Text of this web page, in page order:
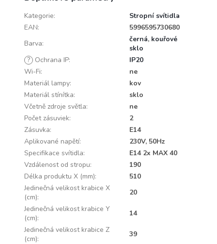
Kategorie:
Stropní svítidla
EAN:
5996595730680
Barva: černá, kouřové
sklo
? Ochrana IP:
IP20
Wi-Fi:
ne
Materiál lampy:
kov
Materiál stínítka:
sklo
Včetně zdroje světla:
ne
Počet zásuviek:
2
Zásuvka:
E14
Aplikované napětí:
230V, 50Hz
Specifikace svítidla:
E14 2x MAX 40
Vzdálenost od stropu:
190
Délka produktu X (mm):
510
Jedinečná velikost krabice X
(cm):
20
Jedinečná velikost krabice Y
(cm):
14
Jedinečná velikost krabice Z
(cm):
39